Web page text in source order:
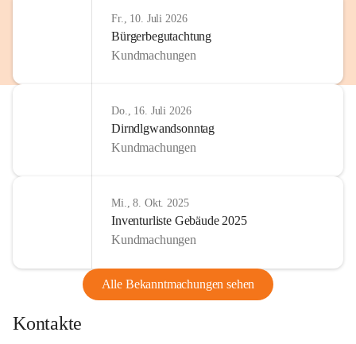
Fr., 10. Juli 2026
Bürgerbegutachtung
Kundmachungen
Do., 16. Juli 2026
Dirndlgwandsonntag
Kundmachungen
Mi., 8. Okt. 2025
Inventurliste Gebäude 2025
Kundmachungen
Alle Bekanntmachungen sehen
Kontakte